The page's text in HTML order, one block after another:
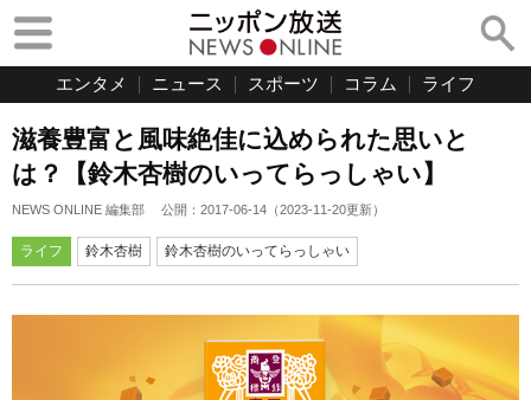
エンタメ ニュース スポーツ コラム ライフ
滋養豊富と風味絶佳に込められた思いと
は？【鈴木杏樹のいってらっしゃい】
NEWS ONLINE 編集部 公開： 2017-06-14 （2023-11-20更新）
ライフ 鈴木杏樹 鈴木杏樹のいってらっしゃい